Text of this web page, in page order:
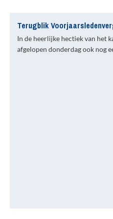
In de heerlijke hectiek van het
afgelopen donderdag ook nog